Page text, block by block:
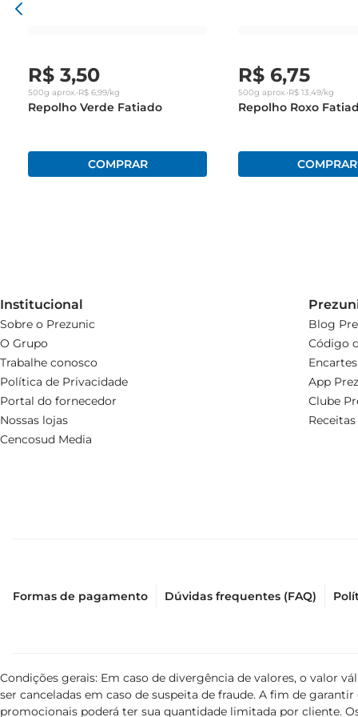
R$ 3,50
500g aprox.•R$ 6,99/kg
Repolho Verde Fatiado
R$ 6,75
500g aprox.•R$ 13,49/kg
Repolho Roxo
Institucional
Sobre o Prezunic
O Grupo
Trabalhe conosco
Política de Privacidade
Portal do fornecedor
Nossas lojas
Cencosud Media
Blog
Código
Encartes
App
Clube
Receitas
Formas de pagamento Dúvidas frequentes (FAQ)
Condições gerais: Em caso de divergência de valores, o valor
ser canceladas em caso de suspeita de fraude. A fim de
promocionais poderá ter sua quantidade limitada por cliente.